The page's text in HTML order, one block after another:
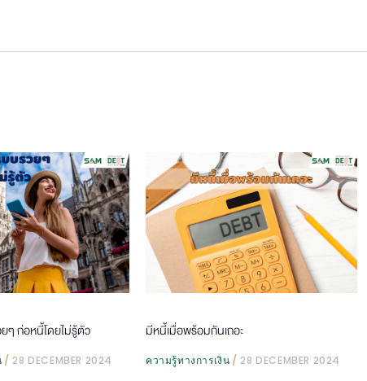
ยๆ ก่อหนี้โดยไม่รู้ตัว
28 DECEMBER 2024
มีหนี้เมื่อพร้อมกันเถอะ
ความรู้ทางการเงิน 28 DECEMBER 2024